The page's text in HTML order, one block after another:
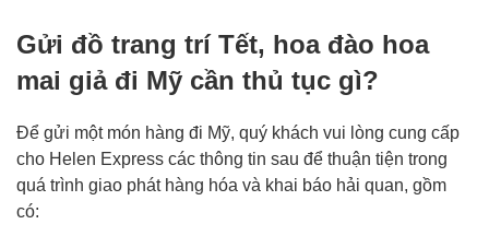
Gửi đồ trang trí Tết, hoa đào hoa
mai giả đi Mỹ cần thủ tục gì?
Để gửi một món hàng đi Mỹ, quý khách vui lòng cung cấp
cho Helen Express các thông tin sau để thuận tiện trong
quá trình giao phát hàng hóa và khai báo hải quan, gồm
có: